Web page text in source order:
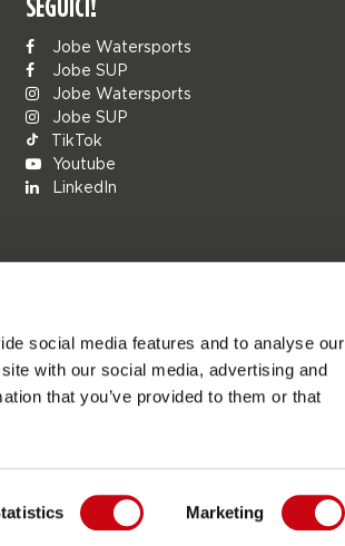
social media features and to analyse our
with our social media, advertising and
that you’ve provided to them or that
Marketing
SEGUICI!
Jobe Watersports
Jobe SUP
Jobe Watersports
Jobe SUP
TikTok
Youtube
LinkedIn